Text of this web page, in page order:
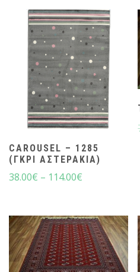
CAROUSEL – 1285
(ΓΚΡΙ ΑΣΤΕΡΆΚΙΑ)
38.00€ – 114.00€